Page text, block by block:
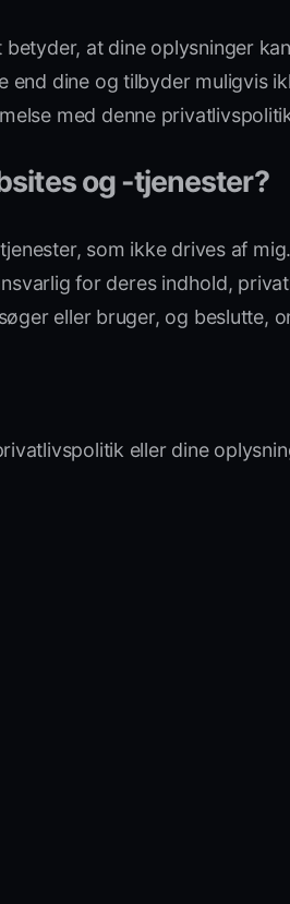
betyder, at dine oplysninger
end dine og tilbyder
med denne
og -tjenester?
som ikke drives af
for deres indhold,
eller bruger, og beslutte,
eller dine